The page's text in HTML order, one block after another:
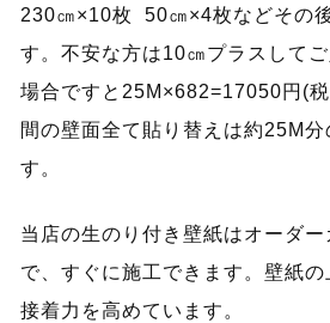
230㎝×10枚 50㎝×4枚などその
す。不安な方は10㎝プラスして
場合ですと25M×682=17050円(
間の壁面全て貼り替えは約25M分
す。
当店の生のり付き壁紙はオーダ
で、すぐに施工できます。壁紙
接着力を高めています。